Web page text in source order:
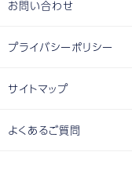
お問い合わせ
プライバシーポリシー
サイトマップ
よくあるご質問